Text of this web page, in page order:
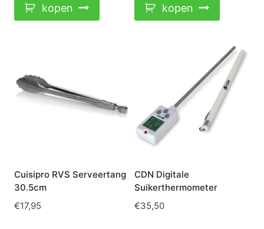
kopen kopen
Cuisipro RVS Serveertang
30.5cm
€17,95
CDN Digitale
Suikerthermometer
€35,50